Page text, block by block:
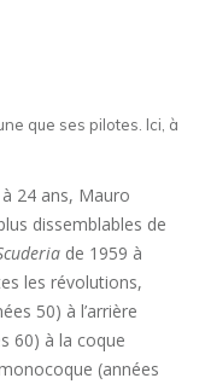
que ses pilotes. Ici, à
24 ans, Mauro
dissemblables de
de 1959 à
les révolutions,
50) à l’arrière
60) à la coque
(années